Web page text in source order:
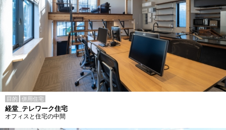
目的 併用住宅
経堂_テレワーク住宅
オフィスと住宅の中間